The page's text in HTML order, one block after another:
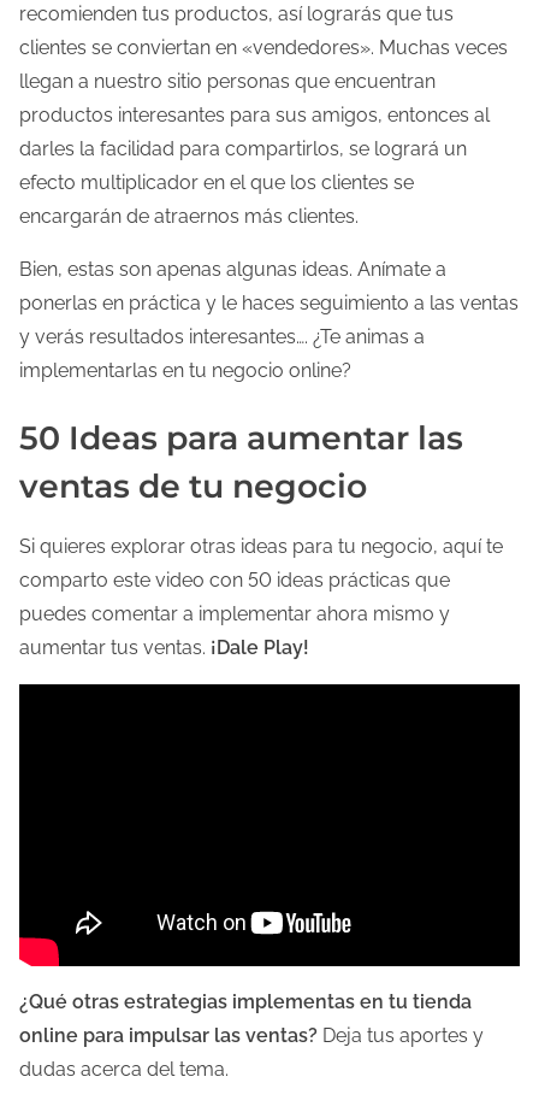
recomienden tus productos, así lograrás que tus
clientes se conviertan en «vendedores». Muchas veces
llegan a nuestro sitio personas que encuentran
productos interesantes para sus amigos, entonces al
darles la facilidad para compartirlos, se logrará un
efecto multiplicador en el que los clientes se
encargarán de atraernos más clientes.
Bien, estas son apenas algunas ideas. Anímate a
ponerlas en práctica y le haces seguimiento a las ventas
y verás resultados interesantes…. ¿Te animas a
implementarlas en tu negocio online?
50 Ideas para aumentar las
ventas de tu negocio
Si quieres explorar otras ideas para tu negocio, aquí te
comparto este video con 50 ideas prácticas que
puedes comentar a implementar ahora mismo y
aumentar tus ventas. ¡Dale Play!
¿Qué otras estrategias implementas en tu tienda
online para impulsar las ventas? Deja tus aportes y
dudas acerca del tema.